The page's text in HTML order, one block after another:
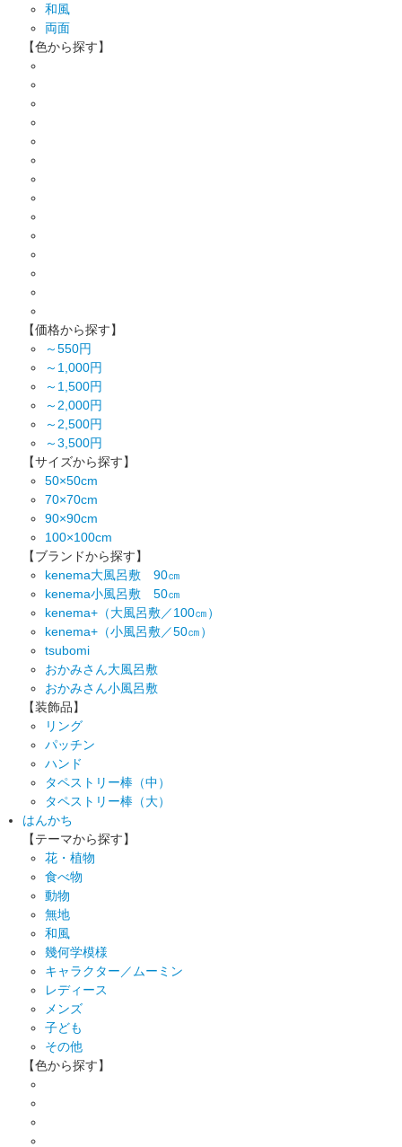
和風
両面
【色から探す】
【価格から探す】
～550円
～1,000円
～1,500円
～2,000円
～2,500円
～3,500円
【サイズから探す】
50×50cm
70×70cm
90×90cm
100×100cm
【ブランドから探す】
kenema大風呂敷 90㎝
kenema小風呂敷 50㎝
kenema+（大風呂敷／100㎝）
kenema+（小風呂敷／50㎝）
tsubomi
おかみさん大風呂敷
おかみさん小風呂敷
【装飾品】
リング
パッチン
ハンド
タペストリー棒（中）
タペストリー棒（大）
はんかち
【テーマから探す】
花・植物
食べ物
動物
無地
和風
幾何学模様
キャラクター／ムーミン
レディース
メンズ
子ども
その他
【色から探す】